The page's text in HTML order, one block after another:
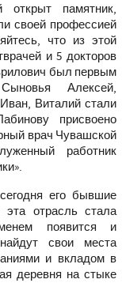
памятник,
своей профессией
что из этой
и 5 докторов
был первым
Алексей,
Виталий стали
присвоено
врач Чувашской
работник
его бывшие
отрасль стала
появится и
свои места
и вкладом в
деревня на стыке